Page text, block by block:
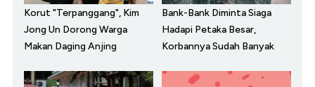
Korut "Terpanggang", Kim
Jong Un Dorong Warga
Makan Daging Anjing
Bank-Bank Diminta Siaga
Hadapi Petaka Besar,
Korbannya Sudah Banyak